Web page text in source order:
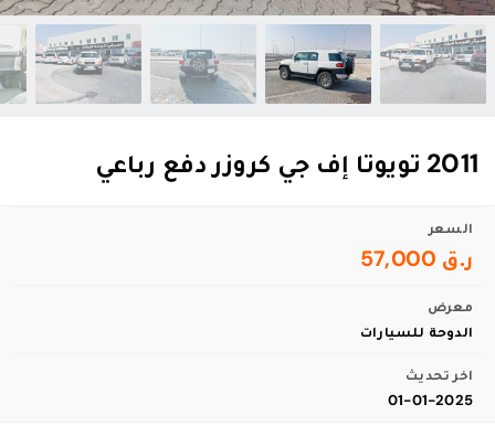
2011 تويوتا إف جي كروزر دفع رباعي
السعر
ر.ق 57,000
معرض
الدوحة للسيارات
اخر تحديث
01-01-2025